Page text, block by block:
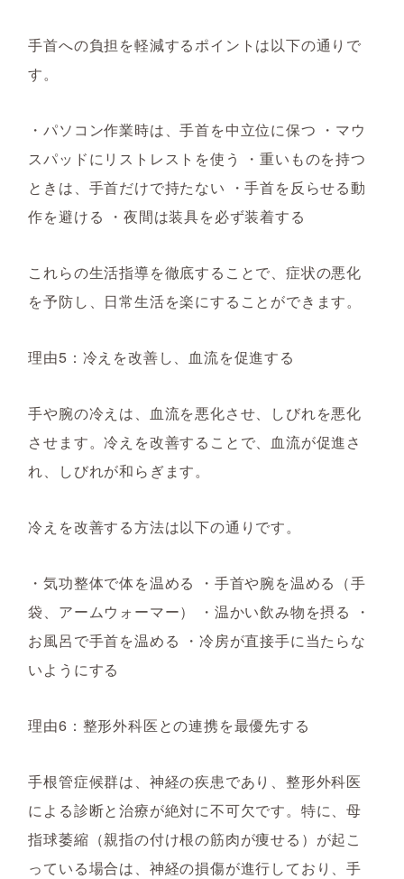
手首への負担を軽減するポイントは以下の通りで
す。
・パソコン作業時は、手首を中立位に保つ ・マウ
スパッドにリストレストを使う ・重いものを持つ
ときは、手首だけで持たない ・手首を反らせる動
作を避ける ・夜間は装具を必ず装着する
これらの生活指導を徹底することで、症状の悪化
を予防し、日常生活を楽にすることができます。
理由5：冷えを改善し、血流を促進する
手や腕の冷えは、血流を悪化させ、しびれを悪化
させます。冷えを改善することで、血流が促進さ
れ、しびれが和らぎます。
冷えを改善する方法は以下の通りです。
・気功整体で体を温める ・手首や腕を温める（手
袋、アームウォーマー） ・温かい飲み物を摂る ・
お風呂で手首を温める ・冷房が直接手に当たらな
いようにする
理由6：整形外科医との連携を最優先する
手根管症候群は、神経の疾患であり、整形外科医
による診断と治療が絶対に不可欠です。特に、母
指球萎縮（親指の付け根の筋肉が痩せる）が起こ
っている場合は、神経の損傷が進行しており、手